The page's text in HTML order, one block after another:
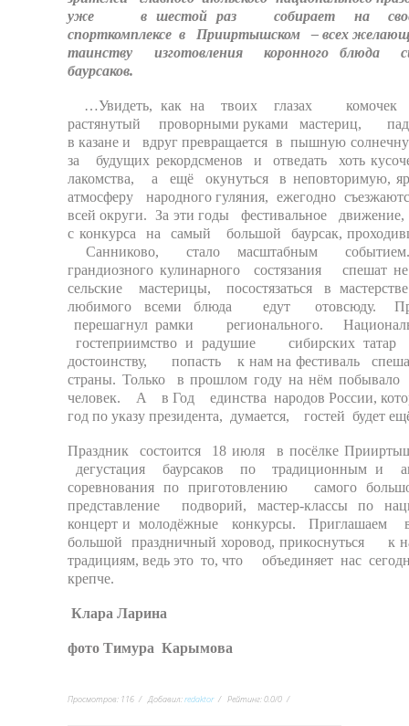
уже в шестой раз собирает на
спорткомплексе в Прииртышском – всех
таинству изготовления коронного блюда
баурсаков.
…Увидеть, как на твоих глазах комочек
растянутый проворными руками мастериц,
в казане и вдруг превращается в пышную
за будущих рекордсменов и отведать хоть
лакомства, а ещё окунуться в неповторимую,
атмосферу народного гуляния, ежегодно
всей округи. За эти годы фестивальное движение,
с конкурса на самый большой баурсак,
Санниково, стало масштабным событием.
грандиозного кулинарного состязания
сельские мастерицы, посостязаться в
любимого всеми блюда едут отовсюду.
перешагнул рамки регионального.
гостеприимство и радушие сибирских
достоинству, попасть к нам на фестиваль
страны. Только в прошлом году на нём
человек. А в Год единства народов России,
год по указу президента, думается, гостей будет
Праздник состоится 18 июля в посёлке
дегустация баурсаков по традиционным и
соревнования по приготовлению самого
представление подворий, мастер-классы по
концерт и молодёжные конкурсы.
большой праздничный хоровод, прикоснуться к
традициям, ведь это то, что объединяет нас
крепче.
Клара Ларина
фото Тимура Карымова
Просмотров: 116 Добавил:redaktor Рейтинг:0.0/0